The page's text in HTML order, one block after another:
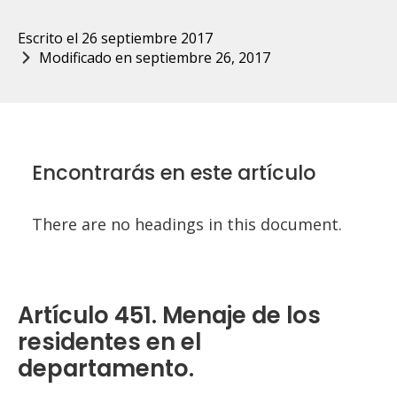
Escrito el 26 septiembre 2017
Modificado en septiembre 26, 2017
Encontrarás en este artículo
There are no headings in this document.
Artículo 451. Menaje de los
residentes en el
departamento.